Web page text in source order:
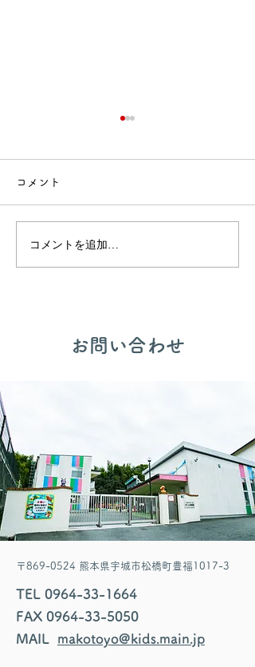
🎂誕生会出し物✨
コメント
コメントを追加…
​お問い合わせ
〒869-0524 熊本県宇城市松橋町豊福1017-3
TEL 0964-33-1664
FAX 0964-33-5050
MAIL makotoyo@kids.main.jp